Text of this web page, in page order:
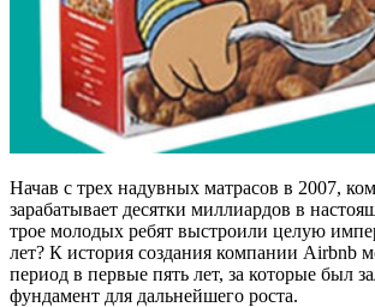
Начав с трех надувных матрасов в 2007,
зарабатывает десятки миллиардов в
трое молодых ребят выстроили целую
лет? К история создания компании Airbnb
период в первые пять лет, за которые был
фундамент для дальнейшего роста.